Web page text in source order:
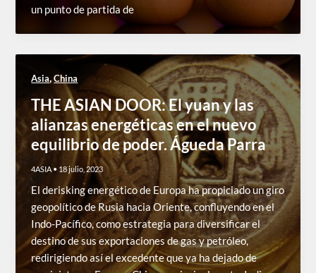
un punto de partida de
Asia,China
THE ASIAN DOOR: El yuan y las
alianzas energéticas en el nuevo
equilibrio de poder. Águeda Parra
4ASIA • 18 julio, 2023
El derisking energético de Europa ha propiciado un giro
geopolítico de Rusia hacia Oriente, confluyendo en el
Indo-Pacífico, como estrategia para diversificar el
destino de sus exportaciones de gas y petróleo,
redirigiendo así el excedente que ya ha dejado de